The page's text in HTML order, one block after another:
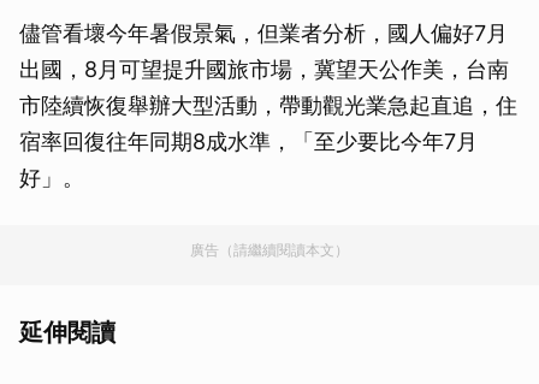
儘管看壞今年暑假景氣，但業者分析，國人偏好7月
出國，8月可望提升國旅市場，冀望天公作美，台南
市陸續恢復舉辦大型活動，帶動觀光業急起直追，住
宿率回復往年同期8成水準，「至少要比今年7月
好」。
廣告（請繼續閱讀本文）
延伸閱讀